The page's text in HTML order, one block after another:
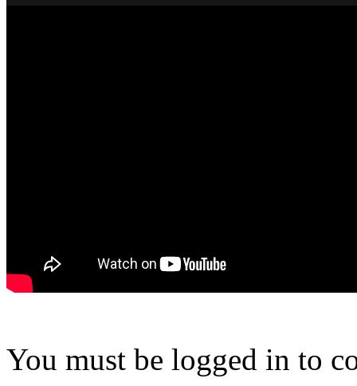
You must be logged in to